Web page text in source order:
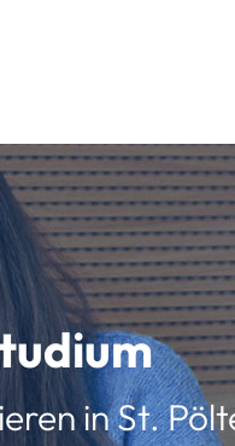
in St.